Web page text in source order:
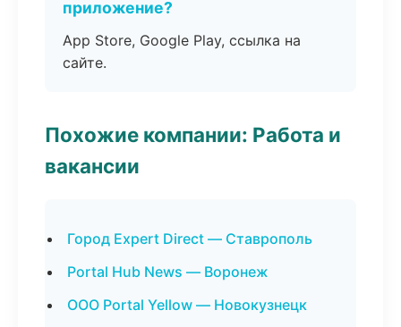
приложение?
App Store, Google Play, ссылка на
сайте.
Похожие компании: Работа и
вакансии
Город Expert Direct — Ставрополь
Portal Hub News — Воронеж
ООО Portal Yellow — Новокузнецк